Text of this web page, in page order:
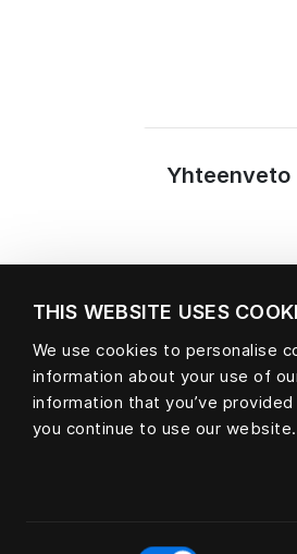
THIS WEBSITE USES
We use cookies to personalise
information about your use of
information that you’ve
you continue to use our website.
Yhteenveto
Materiaali